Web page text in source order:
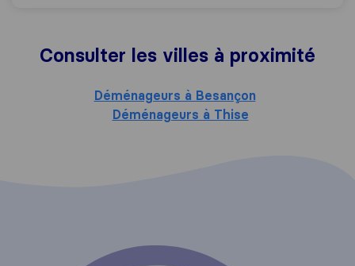
Consulter les villes à proximité
Déménageurs à Besançon
Déménageurs à Thise